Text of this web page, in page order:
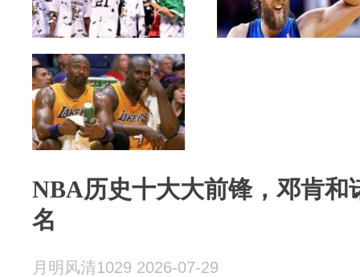
NBA历史十大大前锋，邓肯和
名
月明风清1029 2026-07-29